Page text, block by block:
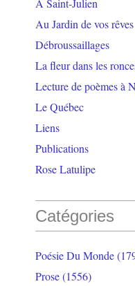
À Saint-Julien
Au Jardin de vos rêves
Débroussaillages
La fleur dans les
Lecture de poèmes à
Le Québec
Liens
Publications
Rose Latulipe
Catégories
Poésie Du Monde
Prose(1556)